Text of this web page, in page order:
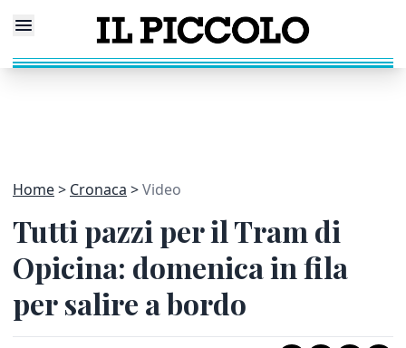
Home Cronaca Video
Tutti pazzi per il Tram di
Opicina: domenica in fila
per salire a bordo